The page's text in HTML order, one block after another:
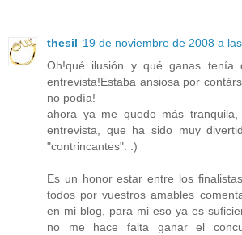
thesil 19 de noviembre de 2008 a
Oh!qué ilusión y qué ganas tenía
entrevista!Estaba ansiosa por
no podía!
ahora ya me quedo más
entrevista, que ha sido muy
"contrincantes". :)
Es un honor estar entre los
todos por vuestros amables
en mi blog, para mi eso ya es
no me hace falta ganar el